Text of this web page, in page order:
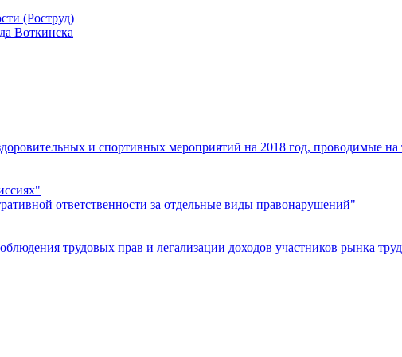
(Роструд)
Воткинска
и спортивных мероприятий на 2018 год, проводимые
ответственности за отдельные виды правонарушений"
трудовых прав и легализации доходов участников рынка